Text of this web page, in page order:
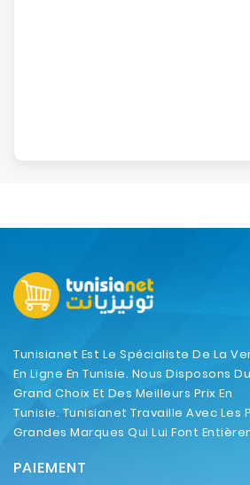
Tunisianet Est Le Spécialiste De La
En Ligne En Tunisie. Nous Disposons
Grand Choix Et Des Meilleurs Prix En
Tunisie. Tunisianet Travaille Avec Les
Grandes Marques Qui Lui Font
PAIEMENT